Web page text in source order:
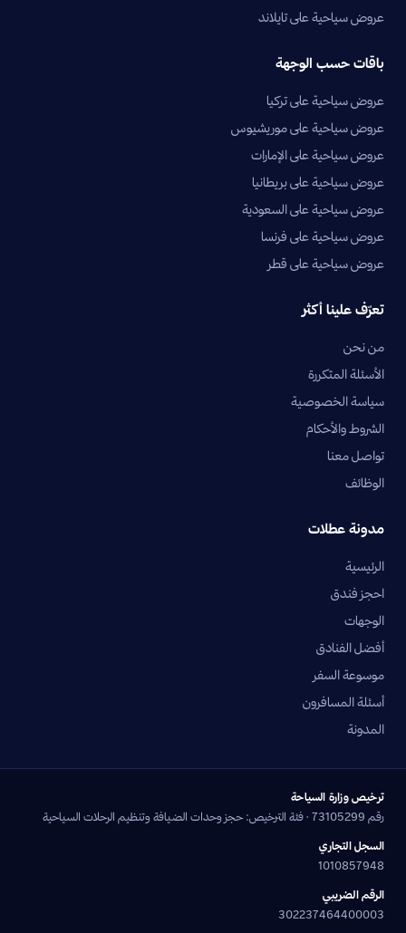
عروض سياحية على تايلاند
باقات حسب الوجهة
عروض سياحية على تركيا
عروض سياحية على موريشيوس
عروض سياحية على الإمارات
عروض سياحية على بريطانيا
عروض سياحية على السعودية
عروض سياحية على فرنسا
عروض سياحية على قطر
تعرّف علينا أكثر
من نحن
الأسئلة المتكررة
سياسة الخصوصية
الشروط والأحكام
تواصل معنا
الوظائف
مدونة عطلات
الرئيسية
احجز فندق
الوجهات
أفضل الفنادق
موسوعة السفر
أسئلة المسافرون
المدونة
ترخيص وزارة السياحة
رقم 73105299 · فئة الترخيص: حجز وحدات الضيافة وتنظيم الرحلات السياحية
السجل التجاري
1010857948
الرقم الضريبي
302237464400003